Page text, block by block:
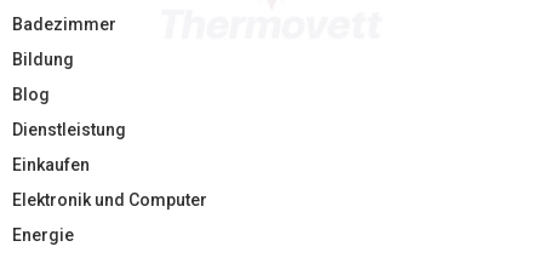
Badezimmer
Bildung
Blog
Dienstleistung
Einkaufen
Elektronik und Computer
Energie